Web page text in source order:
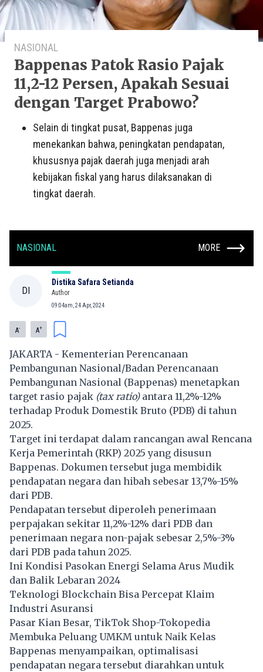
NASIONAL
Bappenas Patok Rasio Pajak
11,2-12 Persen, Apakah Sesuai
dengan Target Prabowo?
Selain di tingkat pusat, Bappenas juga
menekankan bahwa, peningkatan pendapatan,
khususnya pajak daerah juga menjadi arah
kebijakan fiskal yang harus dilaksanakan di
tingkat daerah.
NASIONAL MORE
DI
Distika Safara Setianda
Author
09:04am, 24 Apr, 2024
A- A+
JAKARTA - Kementerian Perencanaan
Pembangunan Nasional/Badan Perencanaan
Pembangunan Nasional (Bappenas) menetapkan
target rasio pajak (tax ratio)antara 11,2%-12%
terhadap Produk Domestik Bruto (PDB) di tahun
2025.
Target ini terdapat dalam rancangan awal Rencana
Kerja Pemerintah (RKP) 2025 yang disusun
Bappenas. Dokumen tersebut juga membidik
pendapatan negara dan hibah sebesar 13,7%-15%
dari PDB.
Pendapatan tersebut diperoleh penerimaan
perpajakan sekitar 11,2%-12% dari PDB dan
penerimaan negara non-pajak sebesar 2,5%-3%
dari PDB pada tahun 2025.
Ini Kondisi Pasokan Energi Selama Arus Mudik
dan Balik Lebaran 2024
Teknologi Blockchain Bisa Percepat Klaim
Industri Asuransi
Pasar Kian Besar, TikTok Shop-Tokopedia
Membuka Peluang UMKM untuk Naik Kelas
Bappenas menyampaikan, optimalisasi
pendapatan negara tersebut diarahkan untuk